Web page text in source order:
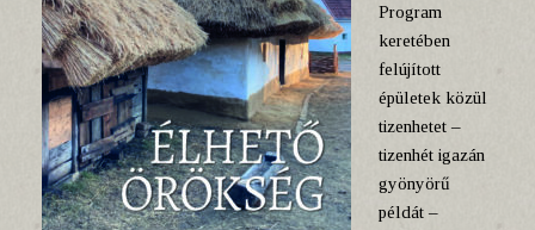
Program
keretében
felújított
épületek közül
tizenhetet –
tizenhét igazán
gyönyörű
példát –